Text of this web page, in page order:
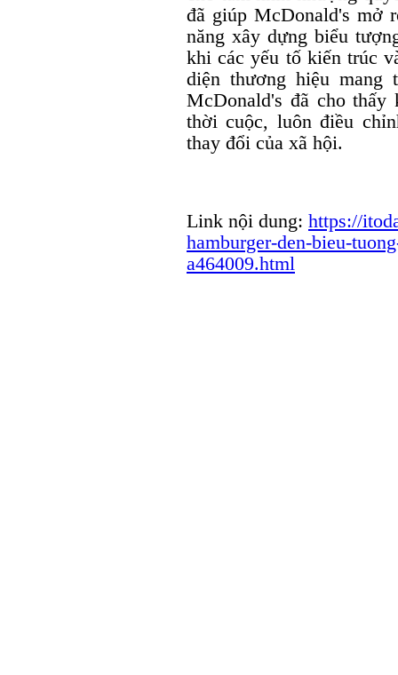
đã giúp McDonald's mở
năng xây dựng biểu
khi các yếu tố kiến trúc
diện thương hiệu mang
McDonald's đã cho
thời cuộc, luôn điều
thay đổi của xã hội.
Link nội dung: https://
hamburger-den-bieu-
a464009.html